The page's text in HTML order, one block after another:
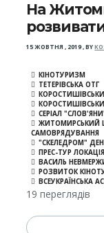
На
15 ЖОВТНЯ , 2019,BY
КІНОТУРИЗМ
ТЕТЕРІВСЬКА ОТГ
СЕРІАЛ
ЖИТОМИРСЬКИЙ
САМОВРЯДУВАННЯ
"СКЕЛЕДРОМ"
ПРЕС-ТУР
ВАСИЛЬ
РОЗВИТОК
ВСЕУКРАЇНСЬКА
19 переглядів